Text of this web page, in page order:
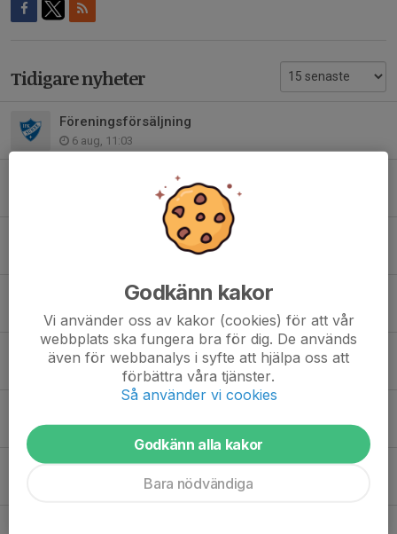
Tidigare nyheter
Föreningsförsäljning
6 aug, 11:03
31 jul, 12:16
Semester
3 jul, 08:07
30 jun, 14:27
TACK!!!!
Godkänn kakor
Vi använder oss av kakor (cookies) för att vår
webbplats ska fungera bra för dig. De används
även för webbanalys i syfte att hjälpa oss att
förbättra våra tjänster.
Så använder vi cookies
Godkänn alla kakor
Bara nödvändiga